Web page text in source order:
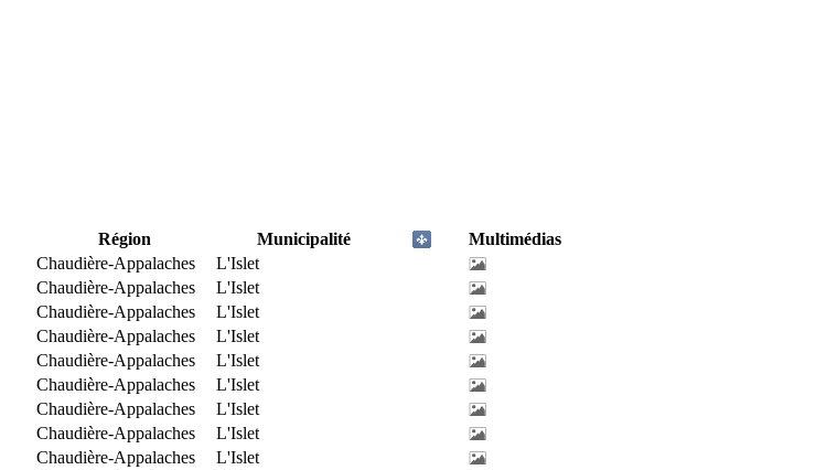
Région Municipalité
Multimédias
Chaudière-Appalaches
L'Islet
Chaudière-Appalaches
L'Islet
Chaudière-Appalaches
L'Islet
Chaudière-Appalaches
L'Islet
Chaudière-Appalaches
L'Islet
Chaudière-Appalaches
L'Islet
Chaudière-Appalaches
L'Islet
Chaudière-Appalaches
L'Islet
Chaudière-Appalaches
L'Islet